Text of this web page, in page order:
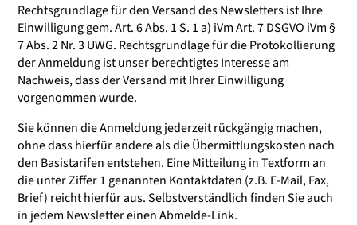
Rechtsgrundlage für den Versand des Newsletters ist Ihre
Einwilligung gem. Art. 6 Abs. 1 S. 1 a) iVm Art. 7 DSGVO iVm §
7 Abs. 2 Nr. 3 UWG. Rechtsgrundlage für die Protokollierung
der Anmeldung ist unser berechtigtes Interesse am
Nachweis, dass der Versand mit Ihrer Einwilligung
vorgenommen wurde.
Sie können die Anmeldung jederzeit rückgängig machen,
ohne dass hierfür andere als die Übermittlungskosten nach
den Basistarifen entstehen. Eine Mitteilung in Textform an
die unter Ziffer 1 genannten Kontaktdaten (z.B. E-Mail, Fax,
Brief) reicht hierfür aus. Selbstverständlich finden Sie auch
in jedem Newsletter einen Abmelde-Link.